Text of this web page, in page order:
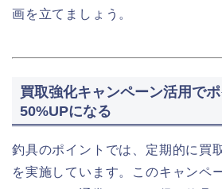
画を立てましょう。
買取強化キャンペーン活用で
50%UPになる
釣具のポイントでは、定期的に買
を実施しています。このキャンペ